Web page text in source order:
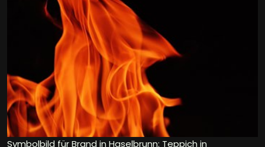
Symbolbild für Brand in Haselbrunn: Teppich in